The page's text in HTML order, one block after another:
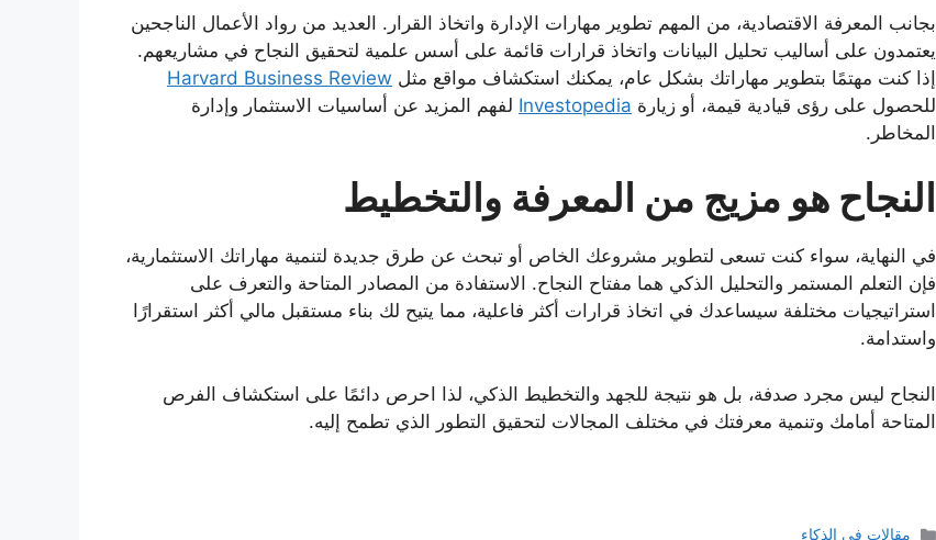
بجانب المعرفة الاقتصادية، من المهم تطوير مهارات الإدارة واتخاذ القرار. العديد من رواد الأعمال الناجحين
يعتمدون على أساليب تحليل البيانات واتخاذ قرارات قائمة على أسس علمية لتحقيق النجاح في مشاريعهم.
إذا كنت مهتمًا بتطوير مهاراتك بشكل عام، يمكنك استكشاف مواقع مثل Harvard Business Review
للحصول على رؤى قيادية قيمة، أو زيارة Investopedia لفهم المزيد عن أساسيات الاستثمار وإدارة
المخاطر.
النجاح هو مزيج من المعرفة والتخطيط
في النهاية، سواء كنت تسعى لتطوير مشروعك الخاص أو تبحث عن طرق جديدة لتنمية مهاراتك الاستثمارية،
فإن التعلم المستمر والتحليل الذكي هما مفتاح النجاح. الاستفادة من المصادر المتاحة والتعرف على
استراتيجيات مختلفة سيساعدك في اتخاذ قرارات أكثر فاعلية، مما يتيح لك بناء مستقبل مالي أكثر استقرارًا
واستدامة.
النجاح ليس مجرد صدفة، بل هو نتيجة للجهد والتخطيط الذكي، لذا احرص دائمًا على استكشاف الفرص
المتاحة أمامك وتنمية معرفتك في مختلف المجالات لتحقيق التطور الذي تطمح إليه.
التصنيفات
مقالات في الذكاء